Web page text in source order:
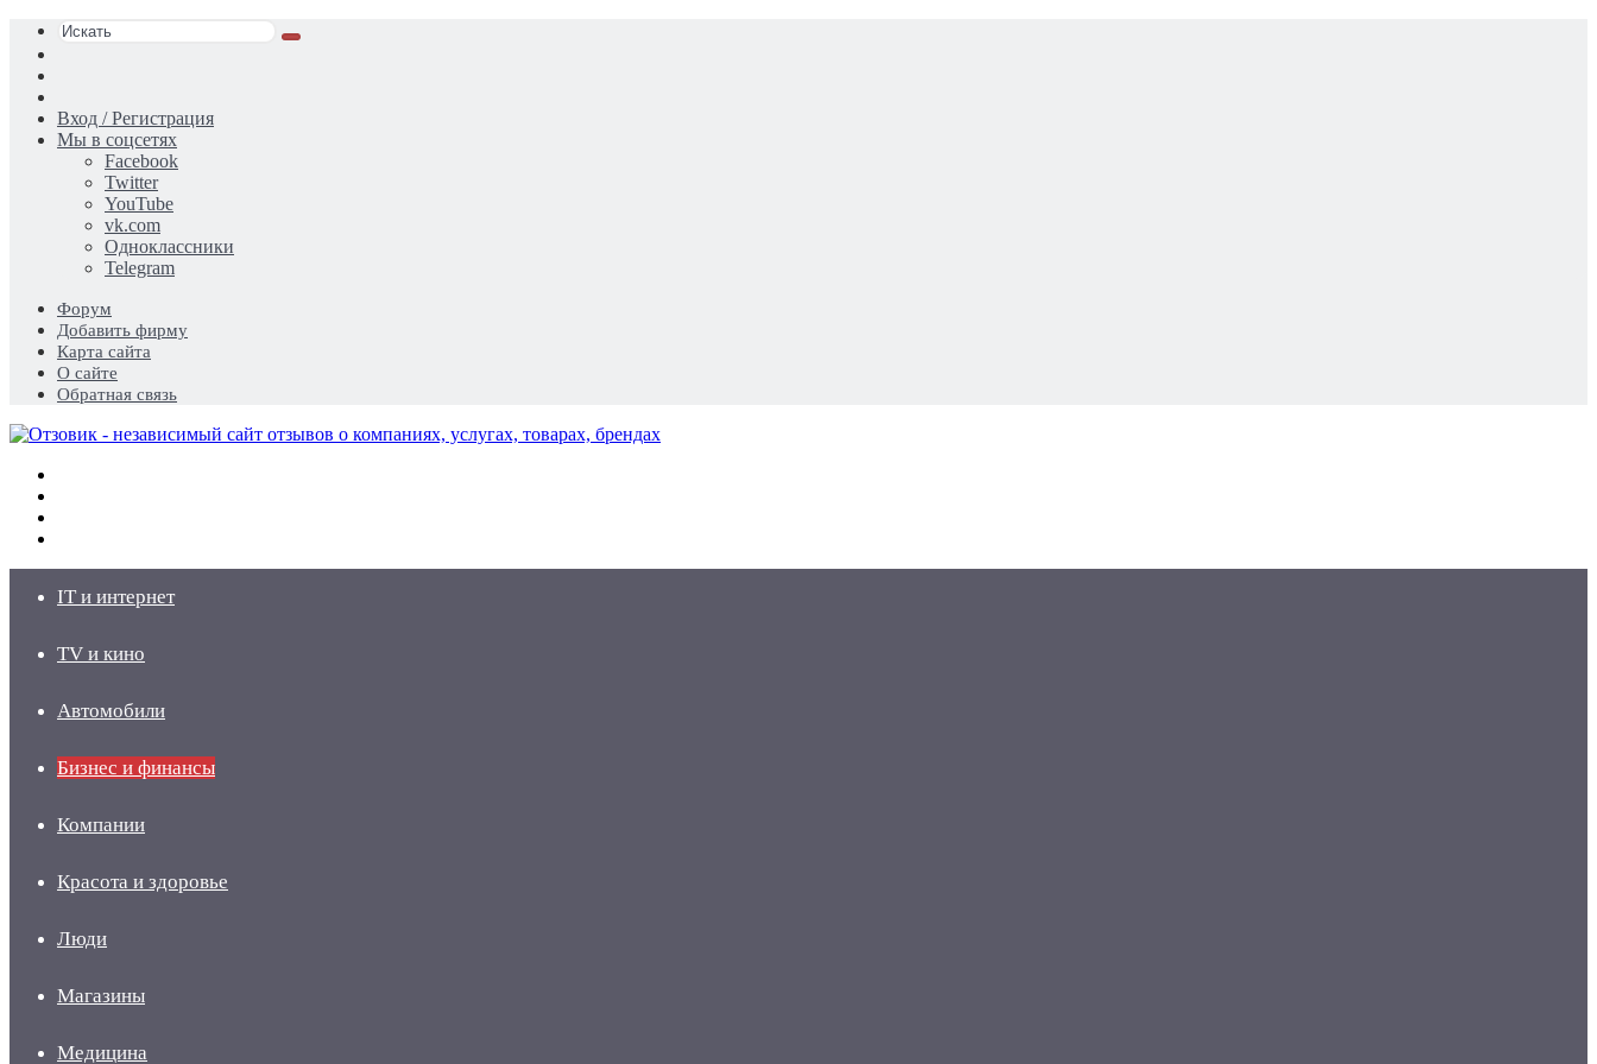
Искать
статья
Вход / Регистрация
Мы в соцсетях
Facebook
Twitter
YouTube
vk.com
Одноклассники
Telegram
Форум
Добавить фирму
Карта сайта
О сайте
Обратная связь
IT и интернет
TV и кино
Автомобили
Бизнес и финансы
Компании
Красота и здоровье
Люди
Магазины
Медицина